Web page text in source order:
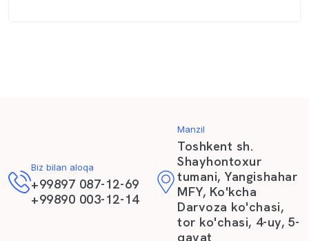
Biz bilan aloqa
+99897 087-12-69
+99890 003-12-14
Manzil
Toshkent sh.
Shayhontoxur
tumani, Yangishahar
MFY, Ko'kcha
Darvoza ko'chasi,
tor ko'chasi, 4-uy, 5-
qavat